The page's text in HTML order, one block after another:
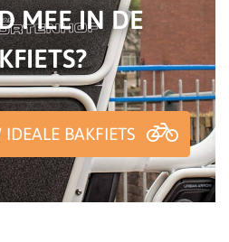
MEE IN DE
BAKFIETS